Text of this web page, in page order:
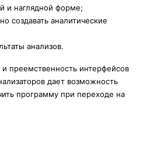
и наглядной форме;
создавать аналитические
анализов.
и преемственность интерфейсов
дает возможность
программу при переходе на